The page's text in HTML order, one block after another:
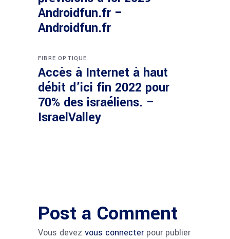
Androidfun.fr –
Androidfun.fr
FIBRE OPTIQUE
Accès à Internet à haut
débit d’ici fin 2022 pour
70% des israéliens. –
IsraelValley
Post a Comment
Vous devez vous connecterpour publier